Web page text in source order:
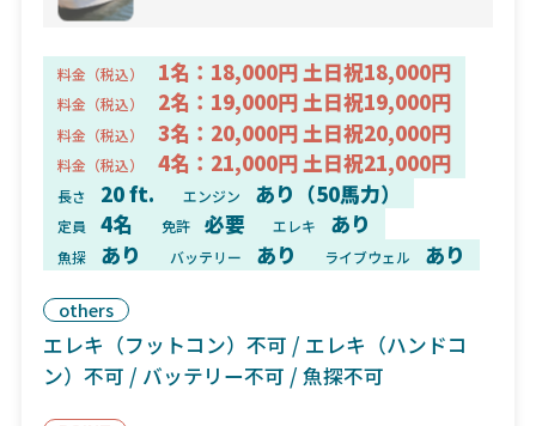
料金（税込） 1名：18,000円 土日祝18,000円
料金（税込） 2名：19,000円 土日祝19,000円
料金（税込） 3名：20,000円 土日祝20,000円
料金（税込） 4名：21,000円 土日祝21,000円
長さ 20 ft. エンジン あり（50馬力）
定員 4名 免許 必要 エレキ あり
魚探 あり バッテリー あり ライブウェル あり
others
エレキ（フットコン）不可 / エレキ（ハンドコ
ン）不可 / バッテリー不可 / 魚探不可